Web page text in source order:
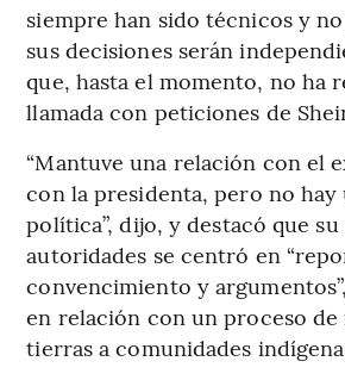
siempre han sido técnicos y
sus decisiones serán
que, hasta el momento, no ha
llamada con peticiones de
“Mantuve una relación con el
con la presidenta, pero no hay
política”, dijo, y destacó que
autoridades se centró en
convencimiento y
en relación con un proceso
tierras a comunidades